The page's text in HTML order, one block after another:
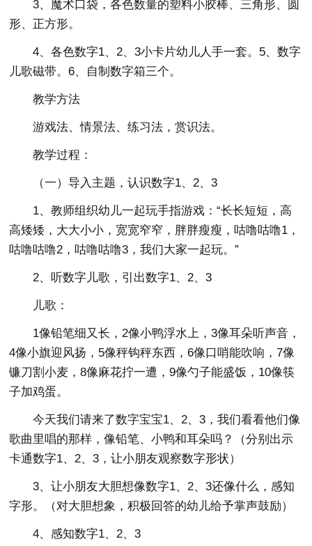
3、魔术口袋，各色数量的塑料小胶棒、三角形、圆
形、正方形。
4、各色数字1、2、3小卡片幼儿人手一套。5、数字
儿歌磁带。6、自制数字箱三个。
教学方法
游戏法、情景法、练习法，赏识法。
教学过程：
（一）导入主题，认识数字1、2、3
1、教师组织幼儿一起玩手指游戏：“长长短短，高
高矮矮，大大小小，宽宽窄窄，胖胖瘦瘦，咕噜咕噜1，
咕噜咕噜2，咕噜咕噜3，我们大家一起玩。”
2、听数字儿歌，引出数字1、2、3
儿歌：
1像铅笔细又长，2像小鸭浮水上，3像耳朵听声音，
4像小旗迎风扬，5像秤钩秤东西，6像口哨能吹响，7像
镰刀割小麦，8像麻花拧一遭，9像勺子能盛饭，10像筷
子加鸡蛋。
今天我们请来了数字宝宝1、2、3，我们看看他们像
歌曲里唱的那样，像铅笔、小鸭和耳朵吗？（分别出示
卡通数字1、2、3，让小朋友观察数字形状）
3、让小朋友大胆想像数字1、2、3还像什么，感知
字形。（对大胆想象，积极回答的幼儿给予掌声鼓励）
4、感知数字1、2、3